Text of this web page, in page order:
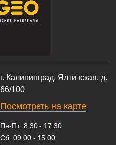
г. Калининград, Ялтинская, д.
66/100
Посмотреть на карте
Пн-Пт: 8:30 - 17:30
Сб: 09:00 - 15:00